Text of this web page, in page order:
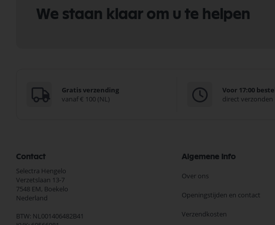
We staan klaar om u te helpen
Gratis verzending
vanaf € 100 (NL)
Voor 17:00
direct verzonden
Contact
Selectra Hengelo
Verzetslaan 13-7
7548 EM, Boekelo
Nederland
BTW: NL001406482B41
Algemene Info
Over ons
Openingstijden en contact
Verzendkosten